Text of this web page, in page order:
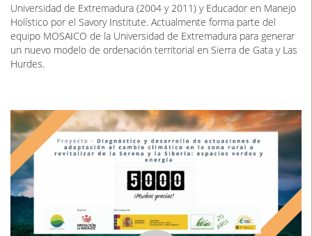
Universidad de Extremadura (2004 y 2011) y Educador en Manejo
Holístico por el Savory Institute. Actualmente forma parte del
equipo MOSAICO de la Universidad de Extremadura para generar
un nuevo modelo de ordenación territorial en Sierra de Gata y Las
Hurdes.